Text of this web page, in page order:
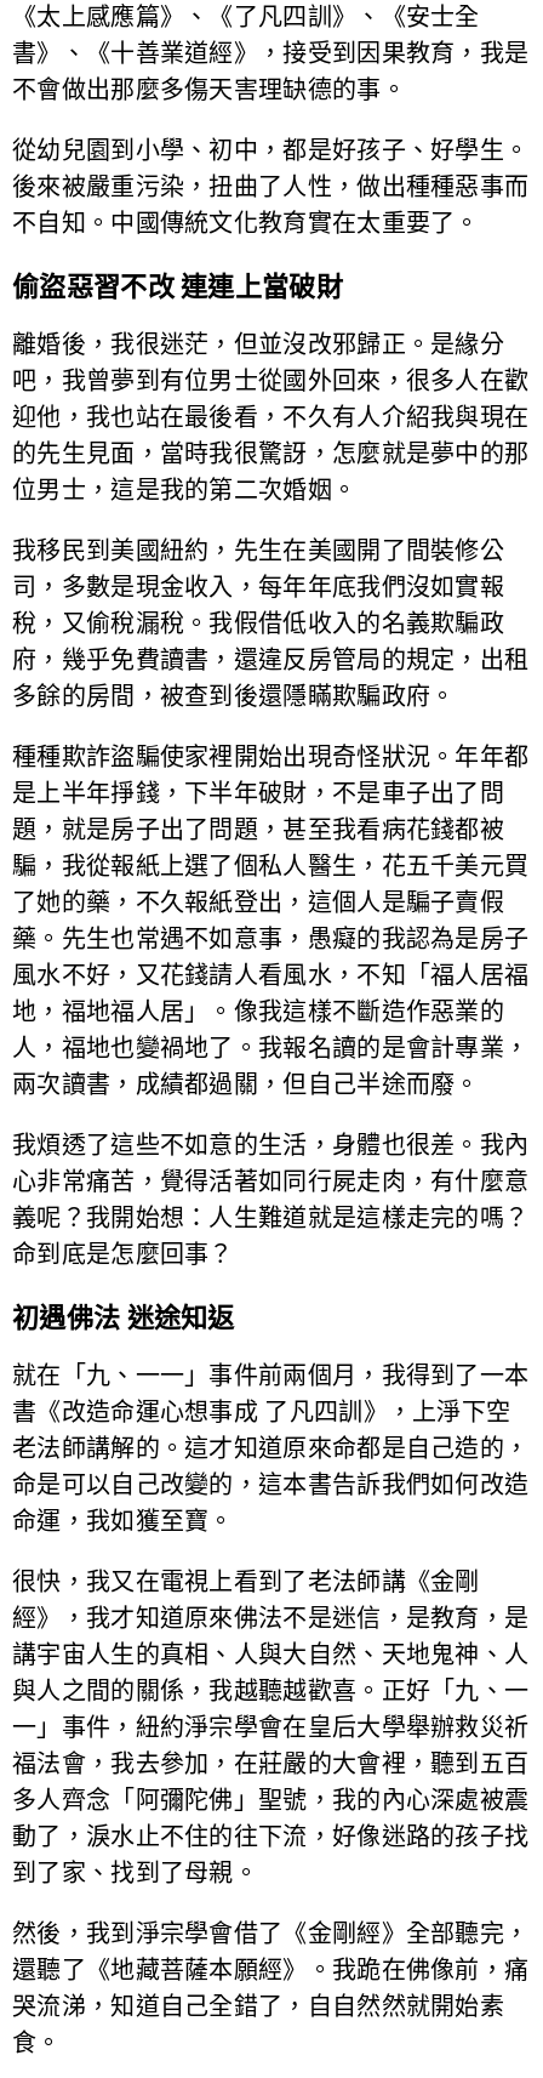
《太上感應篇》、《了凡四訓》、《安士全
書》、《十善業道經》，接受到因果教育，我是
不會做出那麼多傷天害理缺德的事。
從幼兒園到小學、初中，都是好孩子、好學生。
後來被嚴重污染，扭曲了人性，做出種種惡事而
不自知。中國傳統文化教育實在太重要了。
偷盜惡習不改 連連上當破財
離婚後，我很迷茫，但並沒改邪歸正。是緣分
吧，我曾夢到有位男士從國外回來，很多人在歡
迎他，我也站在最後看，不久有人介紹我與現在
的先生見面，當時我很驚訝，怎麼就是夢中的那
位男士，這是我的第二次婚姻。
我移民到美國紐約，先生在美國開了間裝修公
司，多數是現金收入，每年年底我們沒如實報
稅，又偷稅漏稅。我假借低收入的名義欺騙政
府，幾乎免費讀書，還違反房管局的規定，出租
多餘的房間，被查到後還隱瞞欺騙政府。
種種欺詐盜騙使家裡開始出現奇怪狀況。年年都
是上半年掙錢，下半年破財，不是車子出了問
題，就是房子出了問題，甚至我看病花錢都被
騙，我從報紙上選了個私人醫生，花五千美元買
了她的藥，不久報紙登出，這個人是騙子賣假
藥。先生也常遇不如意事，愚癡的我認為是房子
風水不好，又花錢請人看風水，不知「福人居福
地，福地福人居」。像我這樣不斷造作惡業的
人，福地也變禍地了。我報名讀的是會計專業，
兩次讀書，成績都過關，但自己半途而廢。
我煩透了這些不如意的生活，身體也很差。我內
心非常痛苦，覺得活著如同行屍走肉，有什麼意
義呢？我開始想：人生難道就是這樣走完的嗎？
命到底是怎麼回事？
初遇佛法 迷途知返
就在「九、一一」事件前兩個月，我得到了一本
書《改造命運心想事成 了凡四訓》，上淨下空
老法師講解的。這才知道原來命都是自己造的，
命是可以自己改變的，這本書告訴我們如何改造
命運，我如獲至寶。
很快，我又在電視上看到了老法師講《金剛
經》，我才知道原來佛法不是迷信，是教育，是
講宇宙人生的真相、人與大自然、天地鬼神、人
與人之間的關係，我越聽越歡喜。正好「九、一
一」事件，紐約淨宗學會在皇后大學舉辦救災祈
福法會，我去參加，在莊嚴的大會裡，聽到五百
多人齊念「阿彌陀佛」聖號，我的內心深處被震
動了，淚水止不住的往下流，好像迷路的孩子找
到了家、找到了母親。
然後，我到淨宗學會借了《金剛經》全部聽完，
還聽了《地藏菩薩本願經》。我跪在佛像前，痛
哭流涕，知道自己全錯了，自自然然就開始素
食。